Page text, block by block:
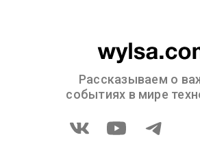
Рассказываем о
событиях в мире